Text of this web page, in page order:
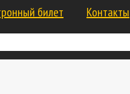
билет
Контакты